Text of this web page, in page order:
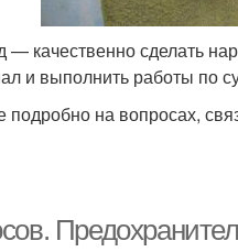
— качественно сделать
и выполнить работы по
на вопросах,